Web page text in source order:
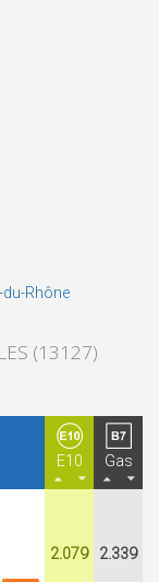
Rhône
(13127)
E10 Gas
2.079 2.339